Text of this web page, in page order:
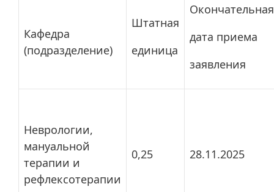
Кафедра
(подразделение)
Штатная
единица
Окончательная
дата приема
заявления
Неврологии,
мануальной
терапии и
рефлексотерапии
0,25 28.11.2025